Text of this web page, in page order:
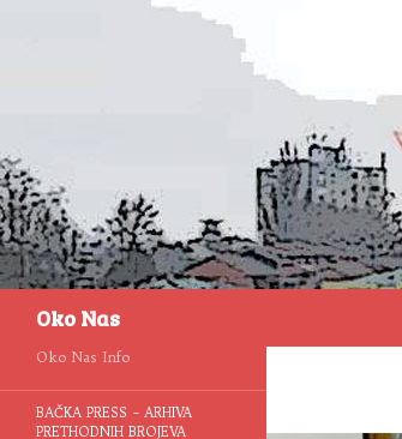
Oko Nas
Oko Nas Info
BAČKA PRESS – ARHIVA
PRETHODNIH BROJEVA